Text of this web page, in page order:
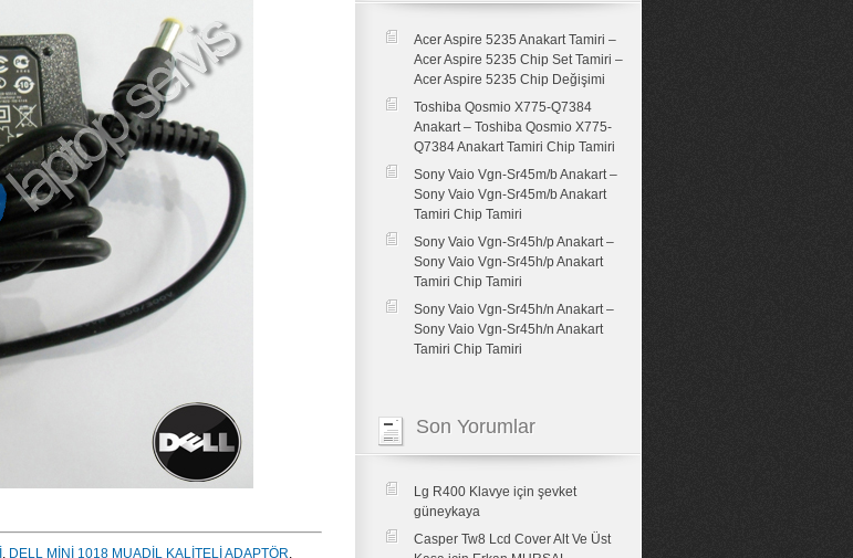
, DELL MİNİ 1018 MUADİL KALİTELİ ADAPTÖR,
Acer Aspire 5235 Anakart Tamiri –
Acer Aspire 5235 Chip Set Tamiri –
Acer Aspire 5235 Chip Değişimi
Toshiba Qosmio X775-Q7384
Anakart – Toshiba Qosmio X775-
Q7384 Anakart Tamiri Chip Tamiri
Sony Vaio Vgn-Sr45m/b Anakart –
Sony Vaio Vgn-Sr45m/b Anakart
Tamiri Chip Tamiri
Sony Vaio Vgn-Sr45h/p Anakart –
Sony Vaio Vgn-Sr45h/p Anakart
Tamiri Chip Tamiri
Sony Vaio Vgn-Sr45h/n Anakart –
Sony Vaio Vgn-Sr45h/n Anakart
Tamiri Chip Tamiri
Son Yorumlar
Lg R400 Klavye için şevket
güneykaya
Casper Tw8 Lcd Cover Alt Ve Üst